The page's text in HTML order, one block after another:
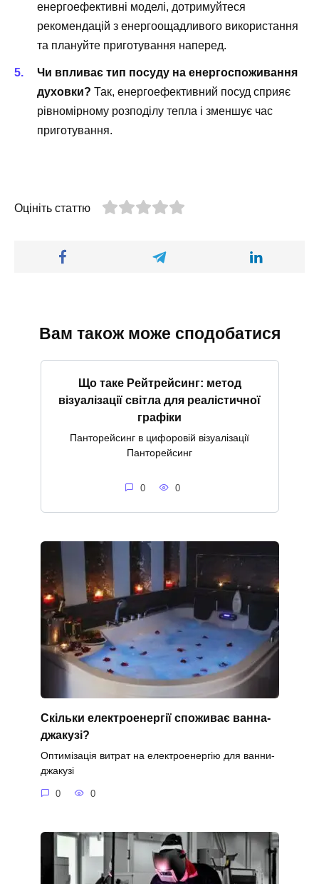
енергоефективні моделі, дотримуйтеся
рекомендацій з енергоощадливого використання
та плануйте приготування наперед.
Чи впливає тип посуду на енергоспоживання
духовки? Так, енергоефективний посуд сприяє
рівномірному розподілу тепла і зменшує час
приготування.
Оцініть статтю
Вам також може сподобатися
Що таке Рейтрейсинг: метод
візуалізації світла для реалістичної
графіки
Панторейсинг в цифоровій візуалізації
Панторейсинг
0 0
Скільки електроенергії споживає ванна-
джакузі?
Оптимізація витрат на електроенергію для ванни-
джакузі
0 0